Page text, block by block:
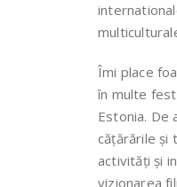
Îmi place
în multe
Estonia. De
cățărările și
activități și
vizionarea